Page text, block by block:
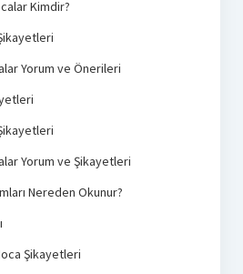
Kimdir?
Yorum ve Önerileri
Yorum ve Şikayetleri
Nereden Okunur?
Şikayetleri